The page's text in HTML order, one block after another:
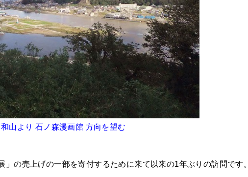
和山より 石ノ森漫画館 方向を望む
の売上げの一部を寄付するために来て以来の1年ぶりの訪問です。